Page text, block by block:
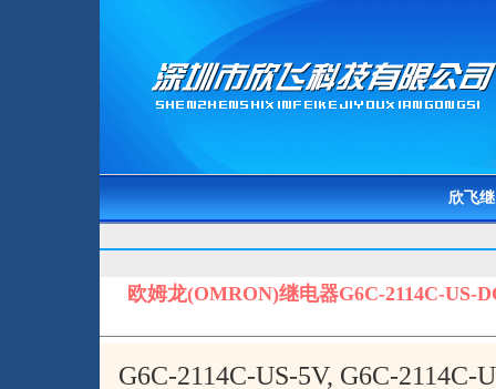
欣飞
欧姆龙(OMRON)继电器G6C-2114C-US-
G6C-2114C-US-5V, G6C-2114C-